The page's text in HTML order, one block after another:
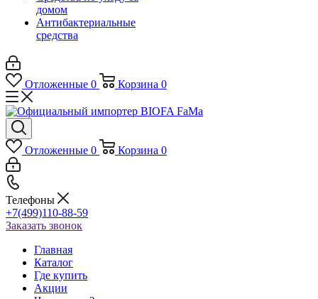
домом
Антибактериальные
средства
Отложенные 0 Корзина 0
Отложенные 0 Корзина 0
Телефоны
+7(499)110-88-59
Заказать звонок
Главная
Каталог
Где купить
Акции